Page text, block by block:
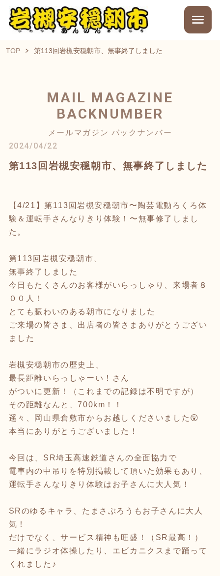
TOP 第113回岩槻安穏朝市、無事終了しました
MAIL MAGAZINE
BACKNUMBER
メールマガジン バックナンバー
2024/04/22
第113回岩槻安穏朝市、無事終了しました
【4/21】第113回岩槻安穏朝市〜陶芸電動ろくろ体
験＆運転手さんなりきり体験！〜無事修了しまし
た。
第113回岩槻安穏朝市、
無事終了しました
今日もたくさんのお客様がいらっしゃり、来場者８
００人！
とても賑わいのある朝市になりました
ご来場の皆さま、出店者の皆さまありがとうござい
ました
岩槻安穏朝市の歴史上、
最長距離いらっしゃーい！さん
がついに更新！（これまでの記録は不明ですが）
その距離なんと、700km！！
遥々、岡山県倉敷市からお越しくださいました😲
本当にありがとうございました！
今回は、SR埼玉高速鉄道さんの全面協力で
電車内の中吊りを特別掲載して頂いた効果もあり、
運転手さんなりきり体験はお子さんに大人気！
SRのゆるキャラ、たまさぶろうもお子さんに大人
気！
だけでなく、サービス精神も旺盛！（SR最高！）
一緒にラジオ体操したり、エビカニクスまで踊って
くれました♪